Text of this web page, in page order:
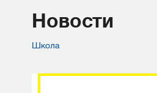
Новости
Школа